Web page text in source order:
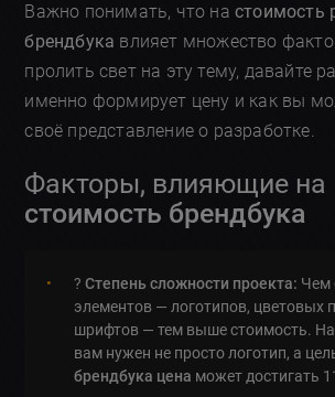
Важно понимать, что настоимость
брендбука влияет множество
пролить свет на эту тему, давайте
именно формирует цену и как вы
своё представление о разработке.
Факторы, влияющие на
стоимость брендбука
?Степень сложности проекта: Чем
элементов — логотипов, цветовых
шрифтов — тем выше стоимость.
вам нужен не просто логотип, а
брендбука цена может достигать